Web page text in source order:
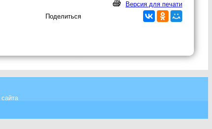
Версия для печати
Поделиться
сайта